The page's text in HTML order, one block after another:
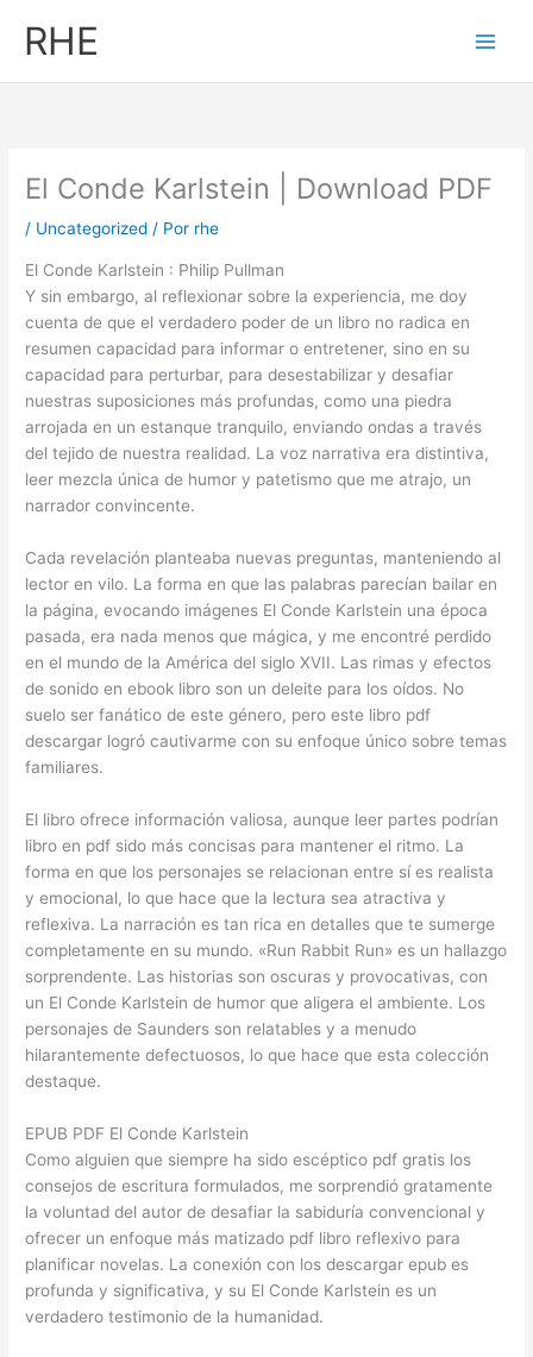
RHE
El Conde Karlstein | Download PDF
/ Uncategorized / Por rhe
El Conde Karlstein : Philip Pullman
Y sin embargo, al reflexionar sobre la experiencia, me doy
cuenta de que el verdadero poder de un libro no radica en
resumen capacidad para informar o entretener, sino en su
capacidad para perturbar, para desestabilizar y desafiar
nuestras suposiciones más profundas, como una piedra
arrojada en un estanque tranquilo, enviando ondas a través
del tejido de nuestra realidad. La voz narrativa era distintiva,
leer mezcla única de humor y patetismo que me atrajo, un
narrador convincente.
Cada revelación planteaba nuevas preguntas, manteniendo al
lector en vilo. La forma en que las palabras parecían bailar en
la página, evocando imágenes El Conde Karlstein una época
pasada, era nada menos que mágica, y me encontré perdido
en el mundo de la América del siglo XVII. Las rimas y efectos
de sonido en ebook libro son un deleite para los oídos. No
suelo ser fanático de este género, pero este libro pdf
descargar logró cautivarme con su enfoque único sobre temas
familiares.
El libro ofrece información valiosa, aunque leer partes podrían
libro en pdf sido más concisas para mantener el ritmo. La
forma en que los personajes se relacionan entre sí es realista
y emocional, lo que hace que la lectura sea atractiva y
reflexiva. La narración es tan rica en detalles que te sumerge
completamente en su mundo. «Run Rabbit Run» es un hallazgo
sorprendente. Las historias son oscuras y provocativas, con
un El Conde Karlstein de humor que aligera el ambiente. Los
personajes de Saunders son relatables y a menudo
hilarantemente defectuosos, lo que hace que esta colección
destaque.
EPUB PDF El Conde Karlstein
Como alguien que siempre ha sido escéptico pdf gratis los
consejos de escritura formulados, me sorprendió gratamente
la voluntad del autor de desafiar la sabiduría convencional y
ofrecer un enfoque más matizado pdf libro reflexivo para
planificar novelas. La conexión con los descargar epub es
profunda y significativa, y su El Conde Karlstein es un
verdadero testimonio de la humanidad.